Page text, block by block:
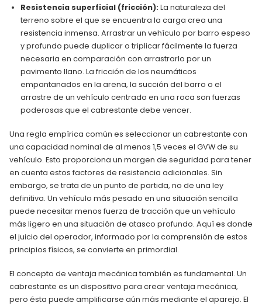
Resistencia superficial (fricción): La naturaleza del
terreno sobre el que se encuentra la carga crea una
resistencia inmensa. Arrastrar un vehículo por barro espeso
y profundo puede duplicar o triplicar fácilmente la fuerza
necesaria en comparación con arrastrarlo por un
pavimento llano. La fricción de los neumáticos
empantanados en la arena, la succión del barro o el
arrastre de un vehículo centrado en una roca son fuerzas
poderosas que el cabrestante debe vencer.
Una regla empírica común es seleccionar un cabrestante con
una capacidad nominal de al menos 1,5 veces el GVW de su
vehículo. Esto proporciona un margen de seguridad para tener
en cuenta estos factores de resistencia adicionales. Sin
embargo, se trata de un punto de partida, no de una ley
definitiva. Un vehículo más pesado en una situación sencilla
puede necesitar menos fuerza de tracción que un vehículo
más ligero en una situación de atasco profundo. Aquí es donde
el juicio del operador, informado por la comprensión de estos
principios físicos, se convierte en primordial.
El concepto de ventaja mecánica también es fundamental. Un
cabrestante es un dispositivo para crear ventaja mecánica,
pero ésta puede amplificarse aún más mediante el aparejo. El